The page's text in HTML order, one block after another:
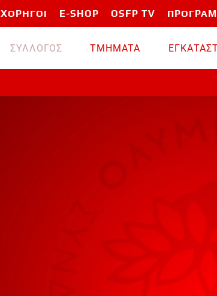
ΧΟΡΗΓΟΙ E-SHOP OSFP TV
ΣΥΛΛΟΓΟΣ TMHMATA